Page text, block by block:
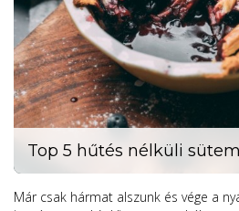
Top 5 hűtés nélküli
Már csak hármat alszunk és vége a